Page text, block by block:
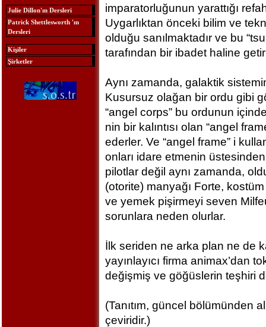
Julie Dillon'ın Dersleri
Patrick Shettlesworth 'ın
Dersleri
Kişiler
Şirketler
imparatorluğunun yarattığı
Uygarlıktan önceki bilim ve
olduğu sanılmaktadır ve bu
tarafından bir ibadet haline
Aynı zamanda, galaktik
Kusursuz olağan bir ordu gibi
“angel corps” bu ordunun
nin bir kalıntısı olan “angel
ederler. Ve “angel frame” i
onları idare etmenin
pilotlar değil aynı zamanda,
(otorite) manyağı Forte,
ve yemek pişirmeyi seven
sorunlara neden olurlar.
İlk seriden ne arka plan ne de
yayınlayıcı firma animax’dan
değişmiş ve göğüslerin teşhiri
(Tanıtım, güncel bölümünden
çeviridir.)